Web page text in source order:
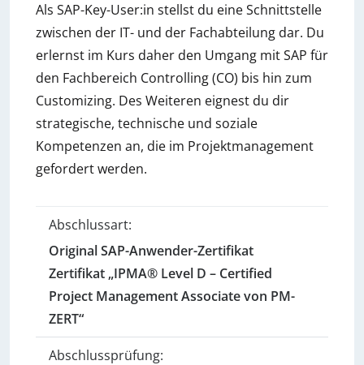
Als SAP-Key-User:in stellst du eine Schnittstelle
zwischen der IT- und der Fachabteilung dar. Du
erlernst im Kurs daher den Umgang mit SAP für
den Fachbereich Controlling (CO) bis hin zum
Customizing. Des Weiteren eignest du dir
strategische, technische und soziale
Kompetenzen an, die im Projektmanagement
gefordert werden.
Abschlussart:
Original SAP-Anwender-Zertifikat
Zertifikat „IPMA® Level D – Certified
Project Management Associate von PM-
ZERT“
Abschlussprüfung: